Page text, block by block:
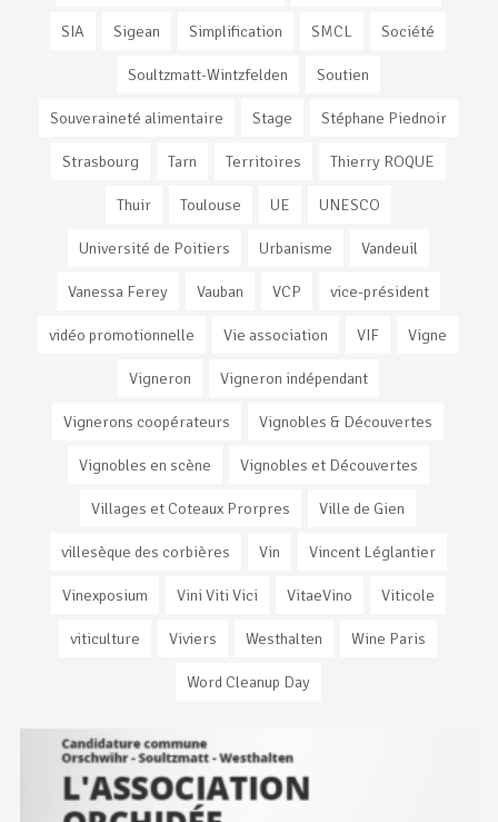
SIA Sigean Simplification SMCL Société
Soultzmatt-Wintzfelden Soutien
Souveraineté alimentaire Stage Stéphane Piednoir
Strasbourg Tarn Territoires Thierry ROQUE
Thuir Toulouse UE UNESCO
Université de Poitiers Urbanisme Vandeuil
Vanessa Ferey Vauban VCP vice-président
vidéo promotionnelle Vie association VIF Vigne
Vigneron Vigneron indépendant
Vignerons coopérateurs Vignobles & Découvertes
Vignobles en scène Vignobles et Découvertes
Villages et Coteaux Prorpres Ville de Gien
villesèque des corbières Vin Vincent Léglantier
Vinexposium Vini Viti Vici VitaeVino Viticole
viticulture Viviers Westhalten Wine Paris
Word Cleanup Day